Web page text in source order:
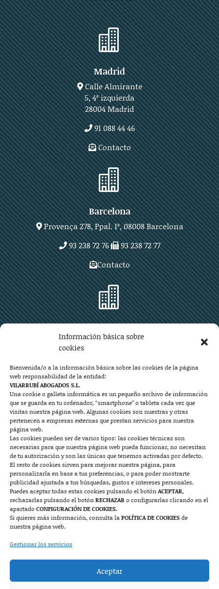
Información básica sobre
cookies
Bienvenida/o a la información básica sobre las cookies de la página
web responsabilidad de la entidad:
VILARRUBÍ ABOGADOS S.L.
Una cookie o galleta informática es un pequeño archivo de información
que se guarda en tu ordenador, “smartphone” o tableta cada vez que
visitas nuestra página web. Algunas cookies son nuestras y otras
pertenecen a empresas externas que prestan servicios para nuestra
página web.
Las cookies pueden ser de varios tipos: las cookies técnicas son
necesarias para que nuestra página web pueda funcionar, no necesitan
de tu autorización y son las únicas que tenemos activadas por defecto.
El resto de cookies sirven para mejorar nuestra página, para
personalizarla en base a tus preferencias, o para poder mostrarte
publicidad ajustada a tus búsquedas, gustos e intereses personales.
Puedes aceptar todas estas cookies pulsando el botónACEPTAR,
rechazarlas pulsando el botónRECHAZARo configurarlas clicando en el
apartado CONFIGURACIÓN DE COOKIES.
Si quieres más información, consulta laPOLÍTICA DE COOKIESde
nuestra página web.
Gestionar los servicios
Aceptar

Madrid
Calle Almirante
5, 4º izquierda
28004 Madrid
91 088 44 46
Contacto

Barcelona
Provença 278, Ppal. 1ª, 08008 Barcelona
93 238 72 76
93 238 72 77
Contacto

Plaza Aragón 10, planta 11ª, 50004 Zaragoza
976 219 571
976 225 209
Contacto

Mallorca
Josep Pla, n°6, 07400 Alcudia (Mallorca)
722 131 870
Contacto

Plaza Mayor 7, 1º, 22400 Monzón (Huesca)
974 415 252